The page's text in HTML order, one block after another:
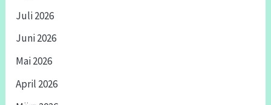
Juli 2026
Juni 2026
Mai 2026
April 2026